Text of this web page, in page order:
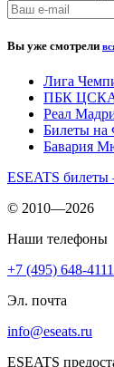
Вы уже смотрели
Лига
ПБК
Реал
Билеты на
Бавария
ESEATS билеты
© 2010—2026
Наши телефоны
+7 (495) 648-4111
Эл. почта
info@eseats.ru
ESEATS